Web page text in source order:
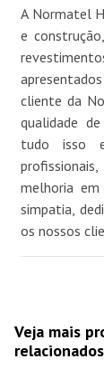
A Normatel
e
cliente da
qualidade
tudo isso
melhoria
simpatia,
os nossos
Veja mais
relacionados